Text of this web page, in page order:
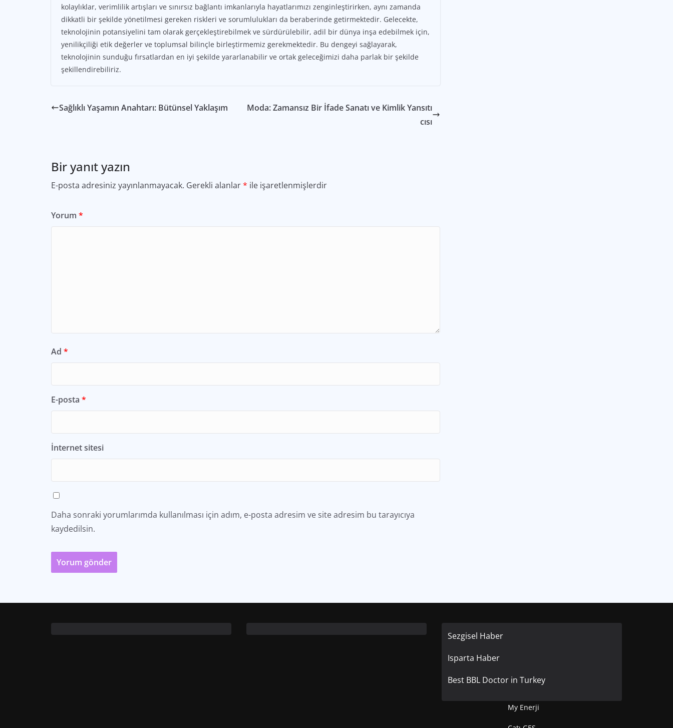
kolaylıklar, verimlilik artışları ve sınırsız bağlantı imkanlarıyla hayatlarımızı zenginleştirirken, aynı zamanda
dikkatli bir şekilde yönetilmesi gereken riskleri ve sorumlulukları da beraberinde getirmektedir. Gelecekte,
teknolojinin potansiyelini tam olarak gerçekleştirebilmek ve sürdürülebilir, adil bir dünya inşa edebilmek için,
yenilikçiliği etik değerler ve toplumsal bilinçle birleştirmemiz gerekmektedir. Bu dengeyi sağlayarak,
teknolojinin sunduğu fırsatlardan en iyi şekilde yararlanabilir ve ortak geleceğimizi daha parlak bir şekilde
şekillendirebiliriz.
Sağlıklı Yaşamın Anahtarı: Bütünsel Yaklaşım
Moda: Zamansız Bir İfade Sanatı ve Kimlik Yansıtı
cısı
Bir yanıt yazın
E-posta adresiniz yayınlanmayacak. Gerekli alanlar* ile işaretlenmişlerdir
Yorum *
Ad *
E-posta *
İnternet sitesi
Daha sonraki yorumlarımda kullanılması için adım, e-posta adresim ve site adresim bu tarayıcıya
kaydedilsin.
Sezgisel Haber
Isparta Haber
Best BBL Doctor in Turkey
My Enerji